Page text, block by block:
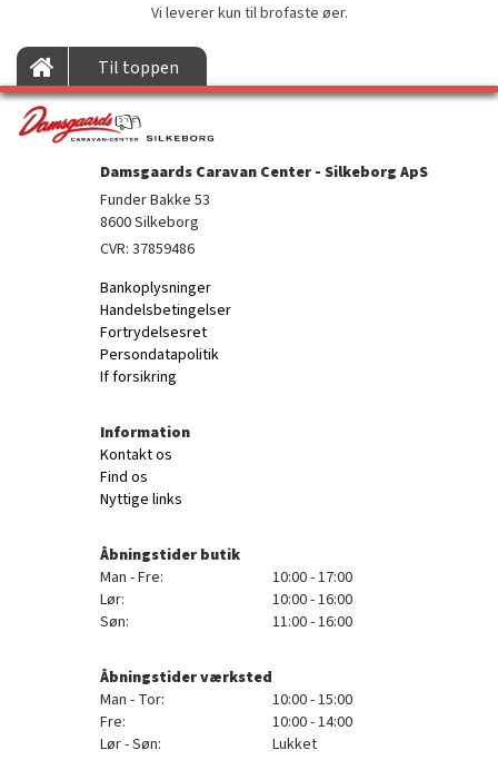
Vi leverer kun til brofaste øer.
Til toppen
Damsgaards Caravan Center - Silkeborg ApS
Funder Bakke 53
8600 Silkeborg
CVR: 37859486
Bankoplysninger
Handelsbetingelser
Fortrydelsesret
Persondatapolitik
If forsikring
Information
Kontakt os
Find os
Nyttige links
Åbningstider butik
Man - Fre:
10:00 - 17:00
Lør:
10:00 - 16:00
Søn:
11:00 - 16:00
Åbningstider værksted
Man - Tor:
10:00 - 15:00
Fre:
10:00 - 14:00
Lør - Søn:
Lukket